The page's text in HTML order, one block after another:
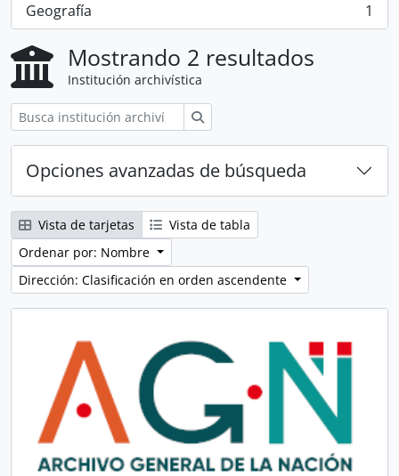
Geografía
, 1 resultados 1
Mostrando 2 resultados
Institución archivística
Opciones avanzadas de búsqueda
Vista de tarjetas
Vista de tabla
Ordenar por: Nombre
Dirección: Clasificación en orden ascendente